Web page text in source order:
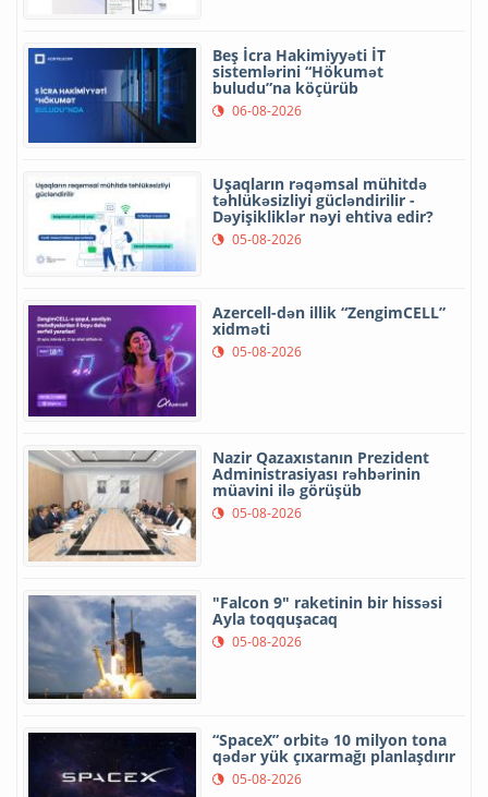
Beş İcra Hakimiyyəti İT
sistemlərini “Hökumət
buludu”na köçürüb
06-08-2026
Uşaqların rəqəmsal mühitdə
təhlükəsizliyi gücləndirilir -
Dəyişikliklər nəyi ehtiva edir?
05-08-2026
Azercell-dən illik “ZengimCELL”
xidməti
05-08-2026
Nazir Qazaxıstanın Prezident
Administrasiyası rəhbərinin
müavini ilə görüşüb
05-08-2026
"Falcon 9" raketinin bir hissəsi
Ayla toqquşacaq
05-08-2026
“SpaceX” orbitə 10 milyon tona
qədər yük çıxarmağı planlaşdırır
05-08-2026